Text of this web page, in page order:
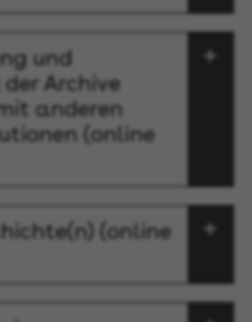
und
Archive
anderen
(online
(online